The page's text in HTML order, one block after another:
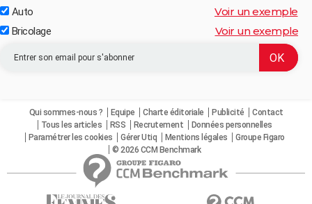
Auto Voir un exemple
Bricolage Voir un exemple
Qui sommes-nous ? Equipe Charte éditoriale Publicité
Contact
Tous les articles
RSS Recrutement
Données personnelles
Paramétrer les cookies
Gérer Utiq Mentions légales
Groupe Figaro
© 2026 CCM Benchmark